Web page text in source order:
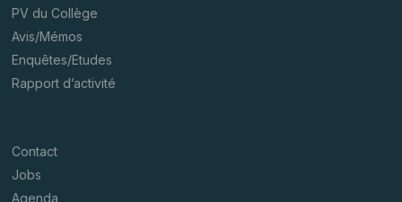
PV du Collège
Avis/Mémos
Enquêtes/Etudes
Rapport d’activité
Contact
Jobs
Agenda